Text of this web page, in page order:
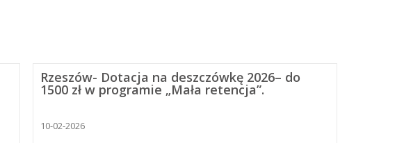
Rzeszów- Dotacja na deszczówkę 2026– do
1500 zł w programie „Mała retencja”.
10-02-2026